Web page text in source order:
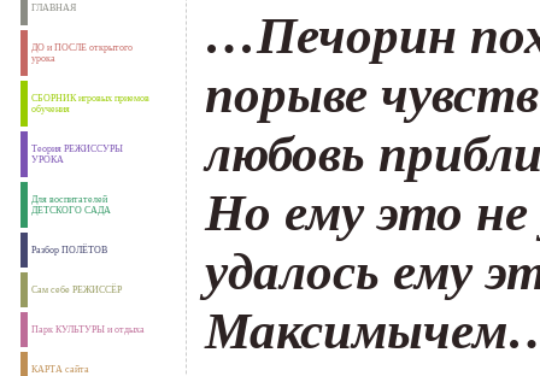
ГЛАВНАЯ
ДО и ПОСЛЕ открытого
урока
СБОРНИК игровых приемов
обучения
Теория РЕЖИССУРЫ
УРОКА
Для воспитателей
ДЕТСКОГО САДА
Разбор ПОЛЁТОВ
Сам себе РЕЖИССЁР
Парк КУЛЬТУРЫ и отдыха
КАРТА сайта
…Печорин
порыве
любовь
Но ему это не
удалось ему